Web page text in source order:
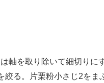
軸を取り除いて細切りに
絞る。片栗粉小さじ2をま